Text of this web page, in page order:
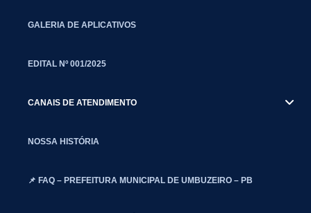
GALERIA DE APLICATIVOS
EDITAL Nº 001/2025
CANAIS DE ATENDIMENTO
NOSSA HISTÓRIA
📌 FAQ – PREFEITURA MUNICIPAL DE UMBUZEIRO – PB